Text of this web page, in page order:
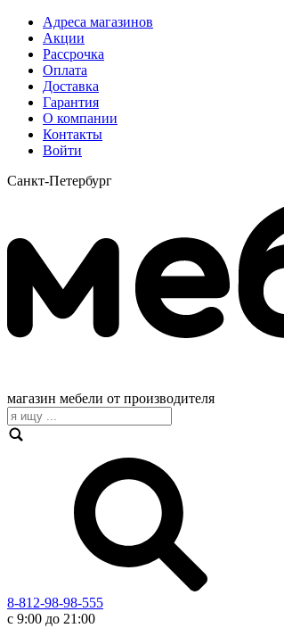
Адреса магазинов
Акции
Рассрочка
Оплата
Доставка
Гарантия
О компании
Контакты
Войти
Санкт-Петербург
магазин мебели от производителя
8-812-98-98-555
с 9:00 до 21:00